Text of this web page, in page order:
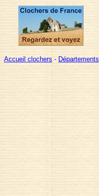
Accueil clochers - Départements